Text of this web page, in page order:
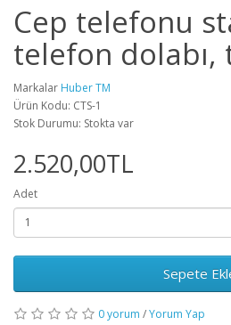
Cep telefonu
telefon dolabı,
Markalar Huber TM
Ürün Kodu: CTS-1
Stok Durumu: Stokta var
2.520,00TL
Adet
Sepete
0 yorum /Yorum Yap